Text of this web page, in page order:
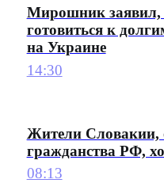
Мирошник заявил,
готовиться к
на Украине
14:30
Жители Словакии,
гражданства РФ,
08:13